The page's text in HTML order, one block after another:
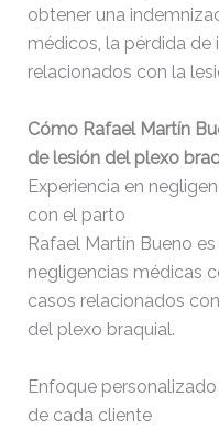
obtener una
médicos, la pérdida
relacionados con la
Cómo Rafael Martín
de lesión del plexo
Experiencia en
con el parto
Rafael Martín Bueno
negligencias médicas
casos relacionados
del plexo braquial.
Enfoque
de cada cliente